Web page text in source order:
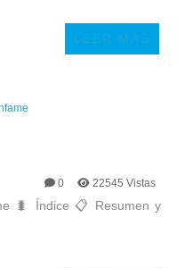
LEER MÁS
0
22545 Vistas
🐛 Índice 📋 Resumen y